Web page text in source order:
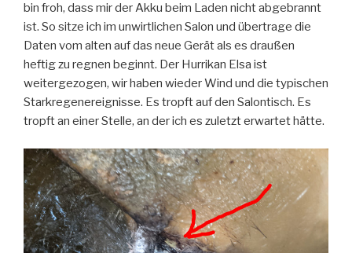
bin froh, dass mir der Akku beim Laden nicht abgebrannt
ist. So sitze ich im unwirtlichen Salon und übertrage die
Daten vom alten auf das neue Gerät als es draußen
heftig zu regnen beginnt. Der Hurrikan Elsa ist
weitergezogen, wir haben wieder Wind und die typischen
Starkregenereignisse. Es tropft auf den Salontisch. Es
tropft an einer Stelle, an der ich es zuletzt erwartet hätte.